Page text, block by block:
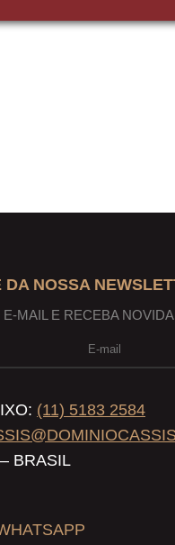
DA NOSSA
MAIL E RECEBA
(11) 5183 2584
– BRASIL